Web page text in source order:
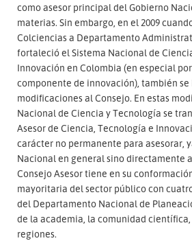
como asesor principal del Gobierno
materias. Sin embargo, en el 2009
Colciencias a Departamento
fortaleció el Sistema Nacional de
Innovación en Colombia (en especial
componente de innovación), también se
modificaciones al Consejo. En estas
Nacional de Ciencia y Tecnología se
Asesor de Ciencia, Tecnología e
carácter no permanente para asesorar,
Nacional en general sino directamente
Consejo Asesor tiene en su
mayoritaria del sector público con
del Departamento Nacional de
de la academia, la comunidad
regiones.